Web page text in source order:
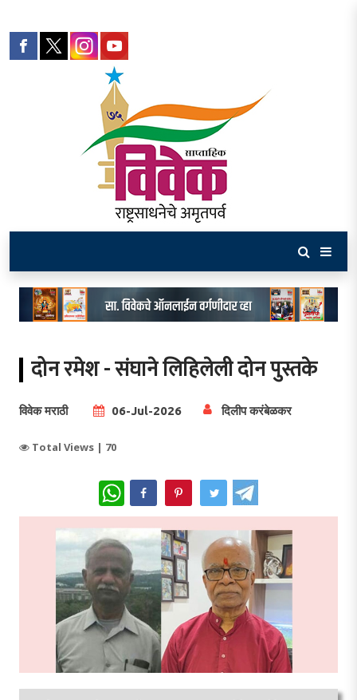
दोन रमेश - संघाने लिहिलेली दोन पुस्तके
विवेक मराठी 06-Jul-2026 दिलीप करंबेळकर
Total Views | 70
WhatsApp